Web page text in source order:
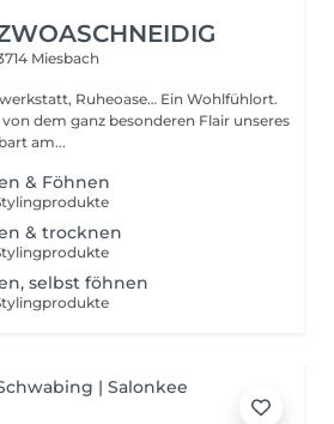
Miesbach
Ruheoase… Ein Wohlfühlort.
dem ganz besonderen Flair unseres
am...
& Föhnen
& trocknen
selbst föhnen